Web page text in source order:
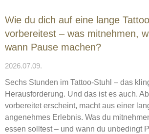
Wie du dich auf eine lange
vorbereitest – was mitnehmen,
wann Pause machen?
2026.07.09.
Sechs Stunden im Tattoo-Stuhl – das
Herausforderung. Und das ist es auch.
vorbereitet erscheint, macht aus einer
angenehmes Erlebnis. Was du
essen solltest – und wann du unbedingt